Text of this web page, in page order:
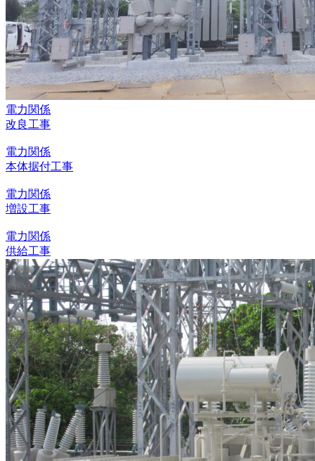
電力関係
改良工事
電力関係
本体据付工事
電力関係
増設工事
電力関係
供給工事